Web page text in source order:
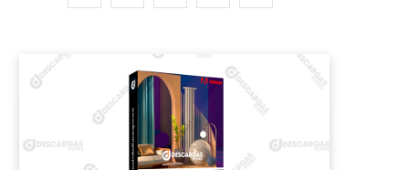
b
o
w
i
t
a
g b